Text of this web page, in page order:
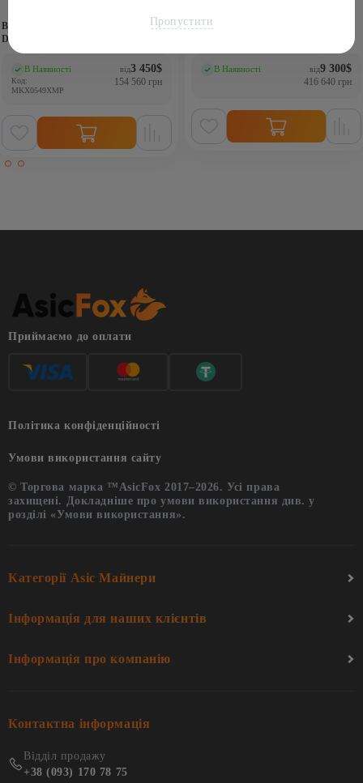
Bitmain Antminer L9 Scrypt: LTC
DOGE Miner
В Наявності(0)
Код:
MKX0549XMP
від3 450$
154 560 грн
В Наявності(0) від9 300$
416 640 грн
Приймаємо до оплати
Політика конфіденційності
Умови використання сайту
© Торгова марка ™AsicFox 2017–2026. Усі права
захищені. Докладніше про умови використання див. у
розділі «Умови використання».
Категорії Asic Майнери
Інформація для наших клієнтів
Інформація про компанію
Контактна інформація
Відділ продажу
+38 (093) 170 78 75
Пропустити